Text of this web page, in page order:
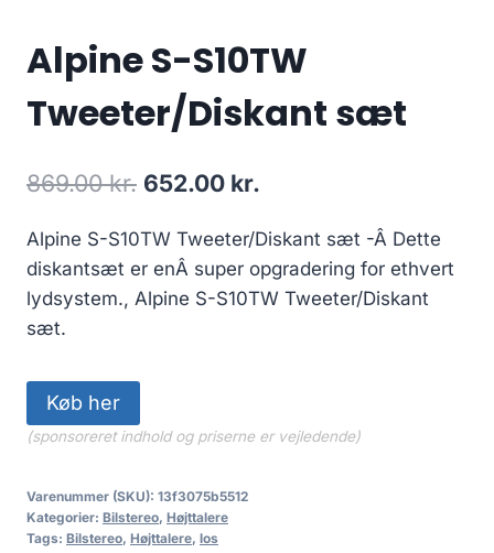
Alpine S-S10TW
Tweeter/Diskant sæt
869.00kr. Den
pris
var:
652.00 kr.
pris
er:
Alpine S-S10TW Tweeter/Diskant sæt -Â Dette
diskantsæt er enÂ super opgradering for ethvert
lydsystem., Alpine S-S10TW Tweeter/Diskant
sæt.
Køb her
(sponsoreret indhold og priserne er vejledende)
Varenummer (SKU): 13f3075b5512
Kategorier: Bilstereo, Højttalere
Tags: Bilstereo, Højttalere, los